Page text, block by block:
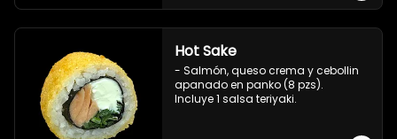
Hot Sake
- Salmón, queso crema y cebollin
apanado en panko (8 pzs).
Incluye 1 salsa teriyaki.